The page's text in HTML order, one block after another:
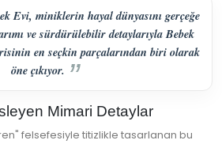
Evi, miniklerin hayal dünyasını gerçeğe
ve sürdürülebilir detaylarıyla Bebek
en seçkin parçalarından biri olarak
öne çıkıyor.
Mimari Detaylar
felsefesiyle titizlikle tasarlanan bu